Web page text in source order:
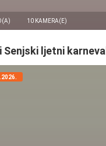
10 KAMERA(E)
ljetni karneval